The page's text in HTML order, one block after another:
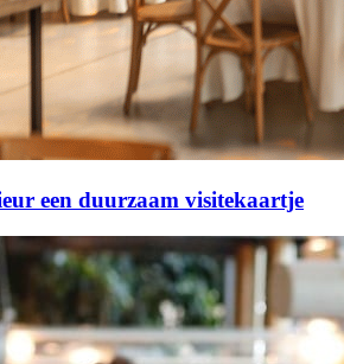
een duurzaam visitekaartje